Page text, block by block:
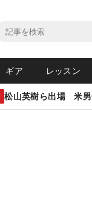
ギア レッスン
松山英樹ら出場 米男